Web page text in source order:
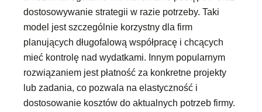
dostosowywanie strategii w razie potrzeby. Taki
model jest szczególnie korzystny dla firm
planujących długofalową współpracę i chcących
mieć kontrolę nad wydatkami. Innym popularnym
rozwiązaniem jest płatność za konkretne projekty
lub zadania, co pozwala na elastyczność i
dostosowanie kosztów do aktualnych potrzeb firmy.